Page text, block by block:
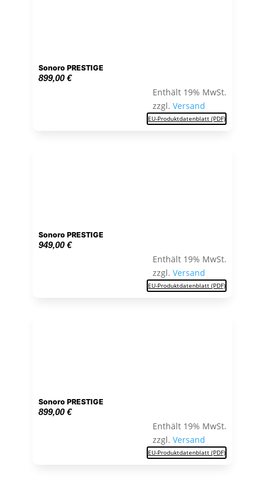
Sonoro PRESTIGE
899,00€
Enthält 19% MwSt.
zzgl.Versand
EU-Produktdatenblatt (PDF)
Sonoro PRESTIGE
949,00€
Enthält 19% MwSt.
zzgl.Versand
EU-Produktdatenblatt (PDF)
Sonoro PRESTIGE
899,00€
Enthält 19% MwSt.
zzgl.Versand
EU-Produktdatenblatt (PDF)